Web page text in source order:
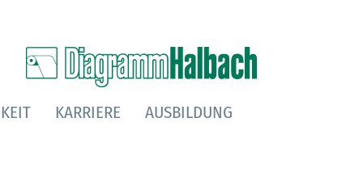
KARRIERE AUSBILDUNG